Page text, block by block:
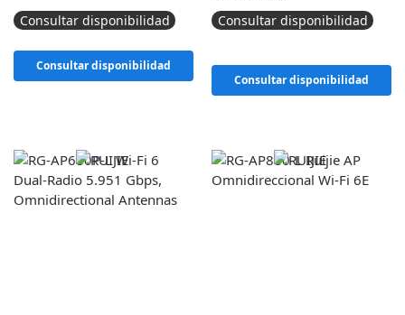
Consultar disponibilidad
Consultar disponibilidad
Consultar disponibilidad
Consultar disponibilidad